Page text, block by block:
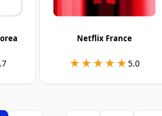
Netflix France
★★★★★
★★★★★5.0